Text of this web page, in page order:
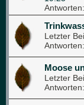
Antworten:
Letzter
Antworten:
Moose
Letzter
Antworten: